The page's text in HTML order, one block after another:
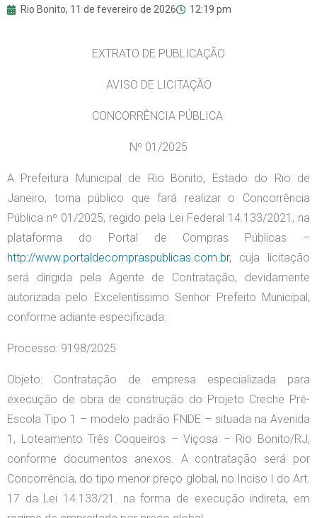
Rio Bonito, 11 de fevereiro de 2026 12:19 pm
EXTRATO DE PUBLICAÇÃO
AVISO DE LICITAÇÃO
CONCORRÊNCIA PÚBLICA
Nº 01/2025
A Prefeitura Municipal de Rio Bonito, Estado do Rio de
Janeiro, torna público que fará realizar o Concorrência
Pública nº 01/2025, regido pela Lei Federal 14.133/2021, na
plataforma do Portal de Compras Públicas –
http://www.portaldecompraspublicas.com.br, cuja licitação
será dirigida pela Agente de Contratação, devidamente
autorizada pelo Excelentíssimo Senhor Prefeito Municipal,
conforme adiante especificada:
Processo: 9198/2025
Objeto: Contratação de empresa especializada para
execução de obra de construção do Projeto Creche Pré-
Escola Tipo 1 – modelo padrão FNDE – situada na Avenida
1, Loteamento Três Coqueiros – Viçosa – Rio Bonito/RJ,
conforme documentos anexos. A contratação será por
Concorrência, do tipo menor preço global, no Inciso I do Art.
17 da Lei 14.133/21. na forma de execução indireta, em